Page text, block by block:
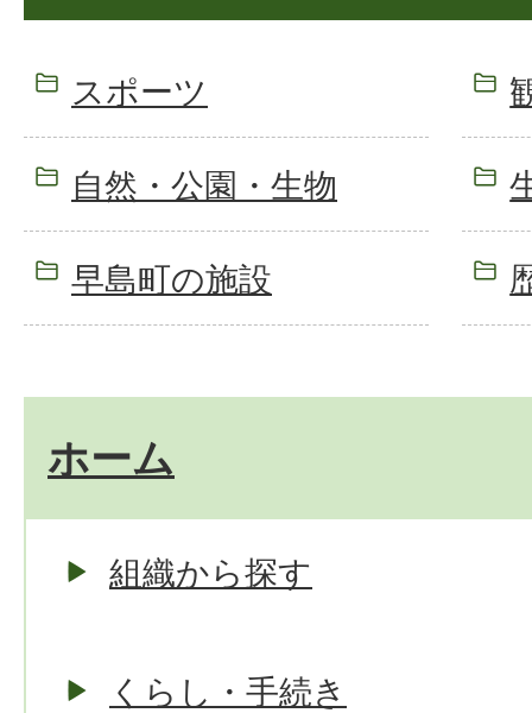
スポーツ
自然・公園・生物
早島町の施設
ホーム
組織から探す
くらし・手続き